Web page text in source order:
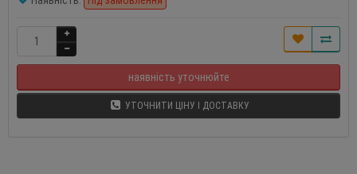
наявність уточнюйте
УТОЧНИТИ ЦІНУ І ДОСТАВКУ